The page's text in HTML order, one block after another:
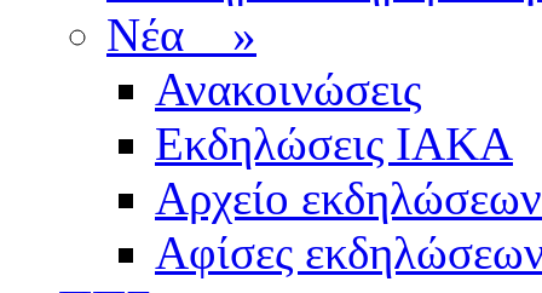
Νέα »
Ανακοινώσεις
Εκδηλώσεις ΙΑΚΑ
Αρχείο εκδηλώσεων
Αφίσες